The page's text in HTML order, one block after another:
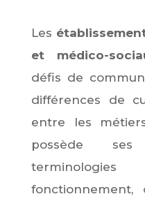
Les
et médico-
défis de
différences de
entre les
possède